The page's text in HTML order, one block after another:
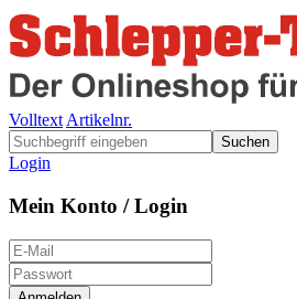
Volltext Artikelnr.
Suchen
Login
Mein Konto / Login